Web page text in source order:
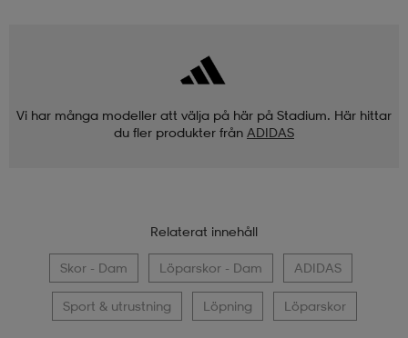
Vi har många modeller att välja på här på Stadium. Här hittar
du fler produkter från ADIDAS
Relaterat innehåll
Skor - Dam Löparskor - Dam ADIDAS
Sport & utrustning Löpning Löparskor